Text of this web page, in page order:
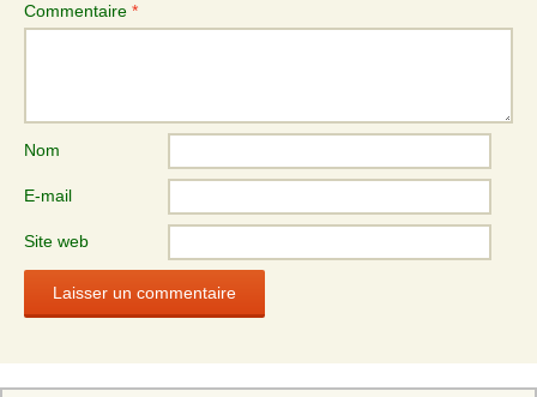
Commentaire *
Nom
E-mail
Site web